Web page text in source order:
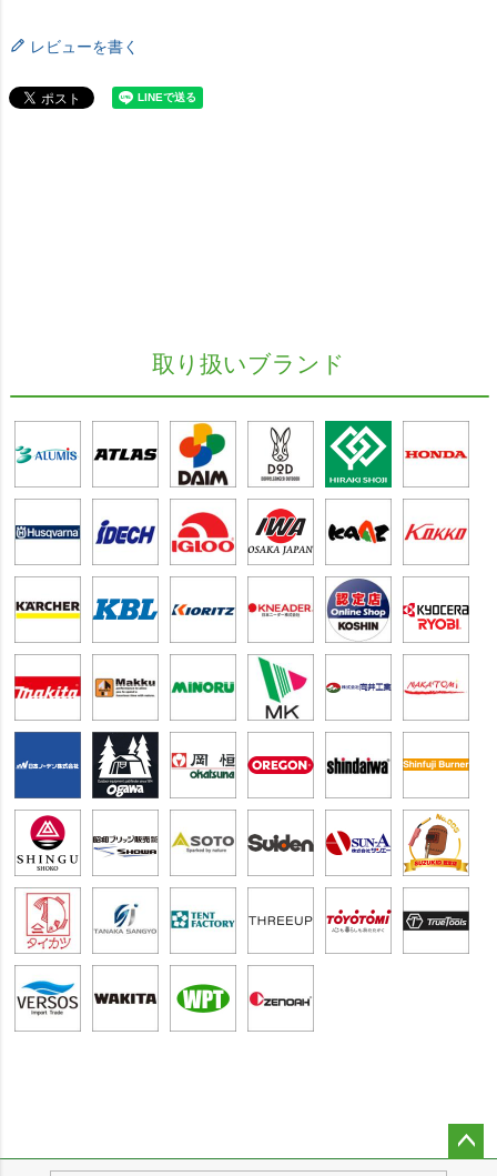
レビューを書く
取り扱いブランド